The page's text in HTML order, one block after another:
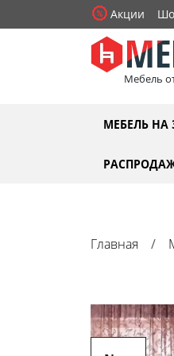
Акции
Мебель
МЕБЕЛЬ НА
Главная